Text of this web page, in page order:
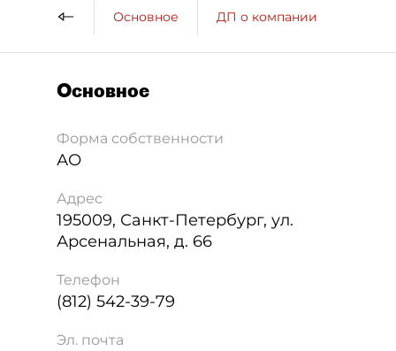
Основное ДП о компании
Основное
Форма собственности
АО
Адрес
195009, Санкт-Петербург, ул.
Арсенальная, д. 66
Телефон
(812) 542-39-79
Эл. почта